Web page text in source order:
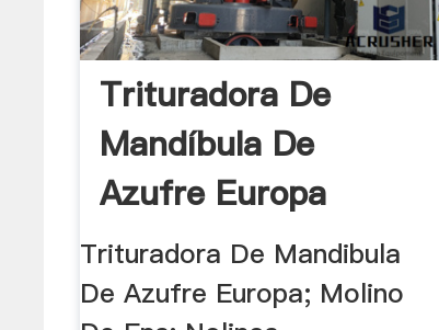
Trituradora De
Mandíbula De
Azufre Europa
Trituradora De Mandibula
De Azufre Europa; Molino